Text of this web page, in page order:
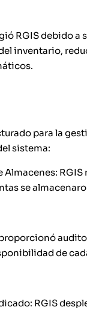
RGIS debido
inventario,
para la
sistema:
se
de
RGIS